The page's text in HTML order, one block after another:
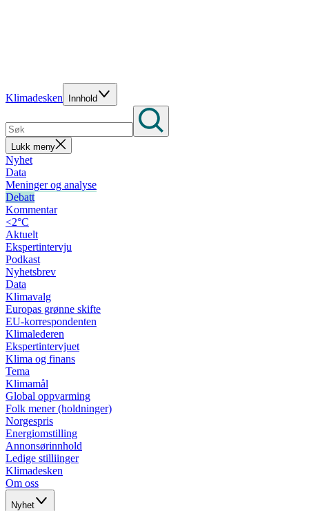
Klimadesken Innhold
Lukk meny
Nyhet
Data
Meninger og analyse
Debatt
Kommentar
<2°C
Aktuelt
Ekspertintervju
Podkast
Nyhetsbrev
Data
Klimavalg
Europas grønne skifte
EU-korrespondenten
Klimalederen
Ekspertintervjuet
Klima og finans
Tema
Klimamål
Global oppvarming
Folk mener (holdninger)
Norgespris
Energiomstilling
Annonsørinnhold
Ledige stilliinger
Klimadesken
Om oss
Nyhet